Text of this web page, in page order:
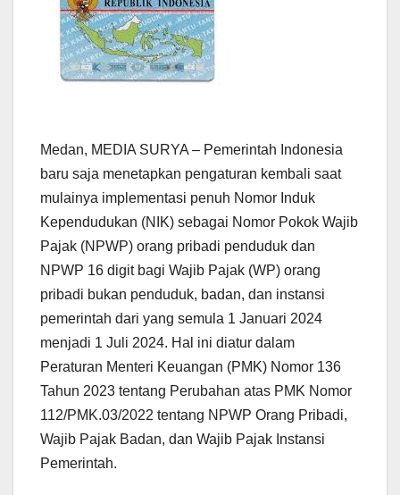
Medan, MEDIA SURYA – Pemerintah Indonesia
baru saja menetapkan pengaturan kembali saat
mulainya implementasi penuh Nomor Induk
Kependudukan (NIK) sebagai Nomor Pokok Wajib
Pajak (NPWP) orang pribadi penduduk dan
NPWP 16 digit bagi Wajib Pajak (WP) orang
pribadi bukan penduduk, badan, dan instansi
pemerintah dari yang semula 1 Januari 2024
menjadi 1 Juli 2024. Hal ini diatur dalam
Peraturan Menteri Keuangan (PMK) Nomor 136
Tahun 2023 tentang Perubahan atas PMK Nomor
112/PMK.03/2022 tentang NPWP Orang Pribadi,
Wajib Pajak Badan, dan Wajib Pajak Instansi
Pemerintah.